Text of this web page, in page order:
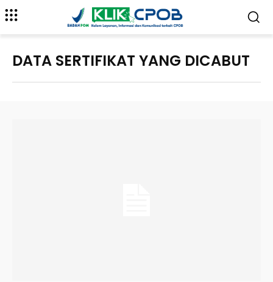
DATA SERTIFIKAT YANG DICABUT